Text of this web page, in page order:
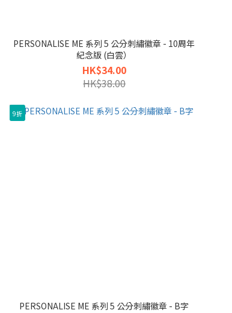
PERSONALISE ME 系列 5 公分刺繡徽章 - 10周年
紀念版 (白雲）
HK$34.00
HK$38.00
9折
PERSONALISE ME 系列 5 公分刺繡徽章 - B字